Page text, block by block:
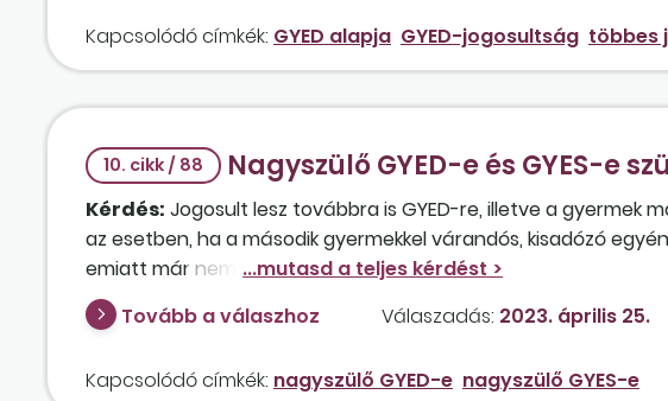
és a 2023. március 31. közötti időszak, amikor a dolgozó fizetés
tekintettel?
Kapcsolódó címkék: GYED alapja GYED-jogosultság többes
10. cikk / 88 Nagyszülő GYED-e és GYES-e
Kérdés: Jogosult lesz továbbra is GYED-re, illetve a gyermek
az esetben, ha a második gyermekkel várandós, kisadózó
emiatt már nem is fog a vállalkozásban dolgozni július végéig,
után a nagyszülő visszamegy a főfoglalkozású munkahelyére.
Tovább a válaszhoz Válaszadás: 2023. április 25.
Kapcsolódó címkék: nagyszülő GYED-e nagyszülő GYES-e